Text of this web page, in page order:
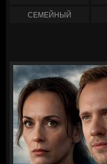
СЕМЕЙНЫЙ